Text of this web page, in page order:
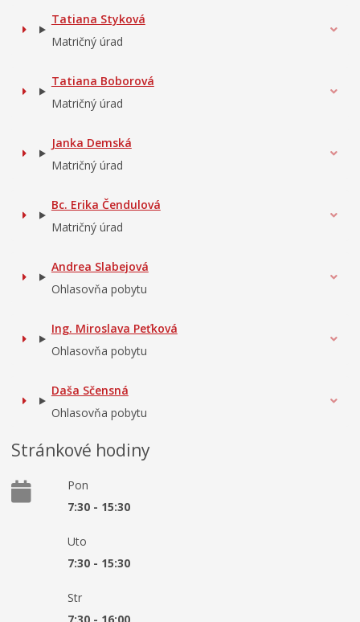
Tatiana Styková
Matričný úrad
Tatiana Boborová
Matričný úrad
Janka Demská
Matričný úrad
Bc. Erika Čendulová
Matričný úrad
Andrea Slabejová
Ohlasovňa pobytu
Ing. Miroslava Peťková
Ohlasovňa pobytu
Daša Sčensná
Ohlasovňa pobytu
Stránkové hodiny
Pon
7:30 - 15:30
Uto
7:30 - 15:30
Str